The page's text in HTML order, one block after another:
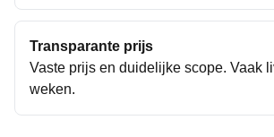
Transparante prijs
Vaste prijs en duidelijke scope. Vaak
weken.